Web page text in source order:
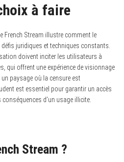
à faire
French Stream illustre comment le
juridiques et techniques constants.
doivent inciter les utilisateurs à
qui offrent une expérience de visionnage
paysage où la censure est
est essentiel pour garantir un accès
d’un usage illicite.
Stream ?